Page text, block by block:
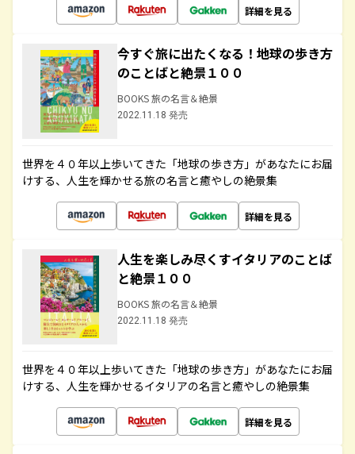
詳細を見る
今すぐ旅に出たくなる！地球の歩き方
のことばと絶景１００
BOOKS 旅の名言＆絶景
2022.11.18 発売
世界を４０年以上歩いてきた「地球の歩き方」があなたにお届
けする、人生を輝かせる旅の名言と癒やしの絶景集
詳細を見る
人生を楽しみ尽くすイタリアのことば
と絶景１００
BOOKS 旅の名言＆絶景
2022.11.18 発売
世界を４０年以上歩いてきた「地球の歩き方」があなたにお届
けする、人生を輝かせるイタリアの名言と癒やしの絶景集
詳細を見る